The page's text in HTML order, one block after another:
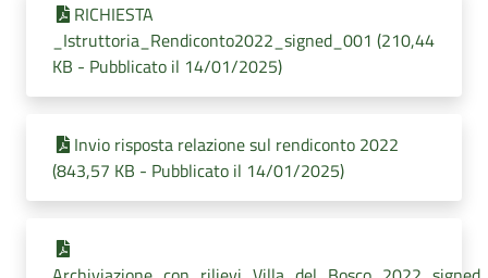
RICHIESTA
_Istruttoria_Rendiconto2022_signed_001 (210,44
KB - Pubblicato il 14/01/2025)
Invio risposta relazione sul rendiconto 2022
(843,57 KB - Pubblicato il 14/01/2025)